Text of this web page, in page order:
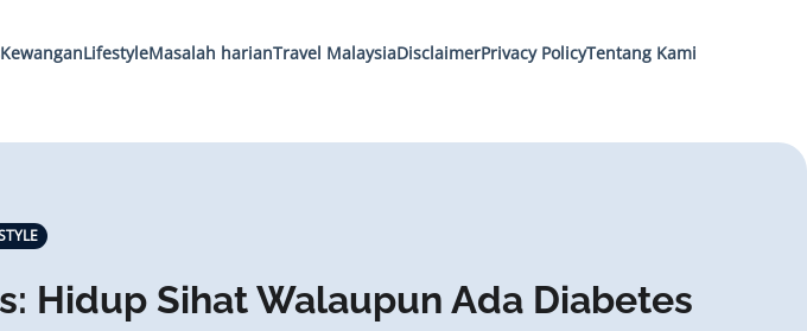
KewanganLifestyleMasalah harianTravel MalaysiaDisclaimerPrivacy PolicyTentang Kami
Hidup Sihat Walaupun Ada Diabetes